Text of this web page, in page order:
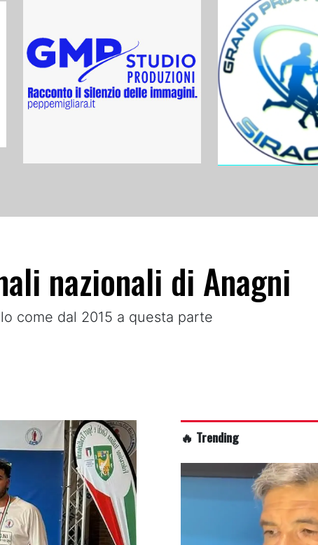
nazionali di Anagni
come dal 2015 a questa parte
🔥 Trending